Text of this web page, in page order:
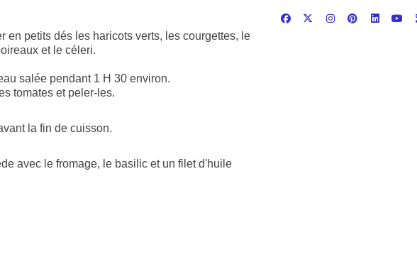
en petits dés les haricots verts, les courgettes, le
et le céleri.
salée pendant 1 H 30 environ.
tomates et peler-les.
la fin de cuisson.
avec le fromage, le basilic et un filet d'huile